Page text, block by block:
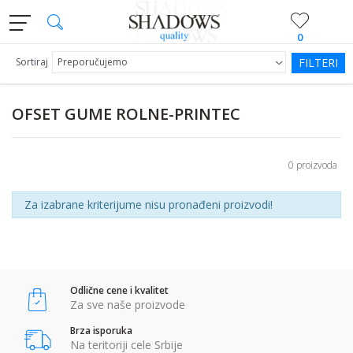
0
OFSET GUME ROLNE-PRINTEC
Sortiraj FILTERI
0 proizvoda
Za izabrane kriterijume nisu pronađeni proizvodi!
Odlične cene i kvalitet
Za sve naše proizvode
Brza isporuka
Na teritoriji cele Srbije